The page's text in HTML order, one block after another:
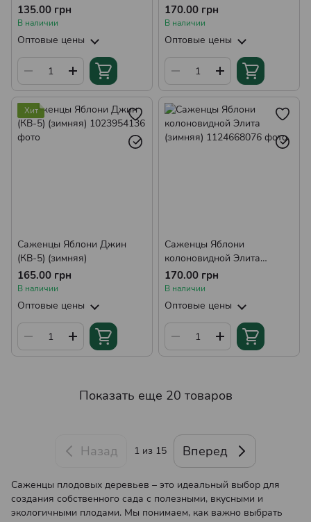
(ранний)
135.00 грн
В наличии
Оптовые цены
170.00 грн
В наличии
Оптовые цены
Хит
Саженцы Яблони Джин
(КВ-5) (зимняя)
165.00 грн
В наличии
Оптовые цены
Саженцы Яблони
колоновидной Элита
(зимняя)
170.00 грн
В наличии
Оптовые цены
Показать еще 20 товаров
Назад 1 из 15 Вперед
Саженцы плодовых деревьев – это идеальный выбор для
создания собственного сада с полезными, вкусными и
экологичными плодами. Мы понимаем, как важно выбрать